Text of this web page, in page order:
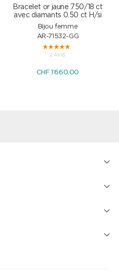
Bracelet or jaune 750/18 ct
avec diamants 0.50 ct H/si
Bijou femme
AR-71532-GG
2 AVIS
CHF 1'660.00